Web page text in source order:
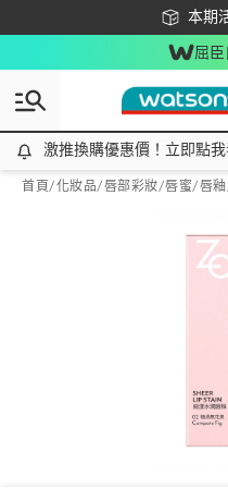
本期
下載
屈
激推換購優惠價！立即點我看
激推換購優惠價！立即點
首頁/化妝品/唇部彩妝/唇蜜/唇釉